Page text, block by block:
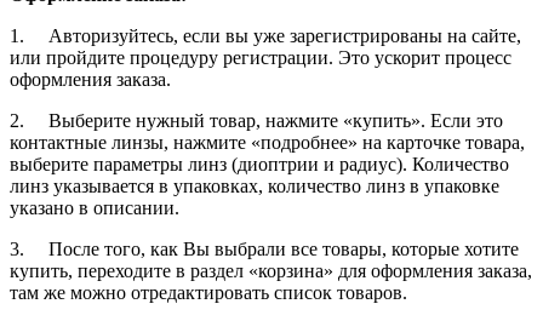
1. Авторизуйтесь, если вы уже зарегистрированы на сайте,
или пройдите процедуру регистрации. Это ускорит процесс
оформления заказа.
2. Выберите нужный товар, нажмите «купить». Если это
контактные линзы, нажмите «подробнее» на карточке товара,
выберите параметры линз (диоптрии и радиус). Количество
линз указывается в упаковках, количество линз в упаковке
указано в описании.
3. После того, как Вы выбрали все товары, которые хотите
купить, переходите в раздел «корзина» для оформления заказа,
там же можно отредактировать список товаров.